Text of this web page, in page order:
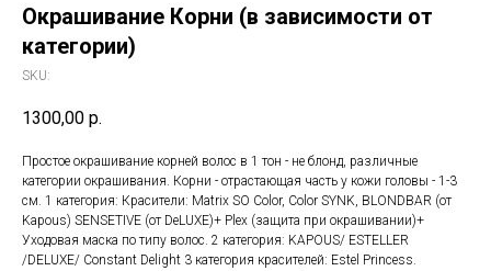
Окрашивание Корни (в зависимости от
категории)
SKU:
1300,00 р.
Простое окрашивание корней волос в 1 тон - не блонд, различные
категории окрашивания. Корни - отрастающая часть у кожи головы - 1-3
см. 1 категория: Красители: Matrix SO Color, Color SYNK, BLONDBAR (от
Kapous) SENSETIVE (от DeLUXE)+ Plex (защита при окрашивании)+
Уходовая маска по типу волос. 2 категория: KAPOUS/ ESTELLER
/DELUXE/ Constant Delight 3 категория красителей: Estel Princess.